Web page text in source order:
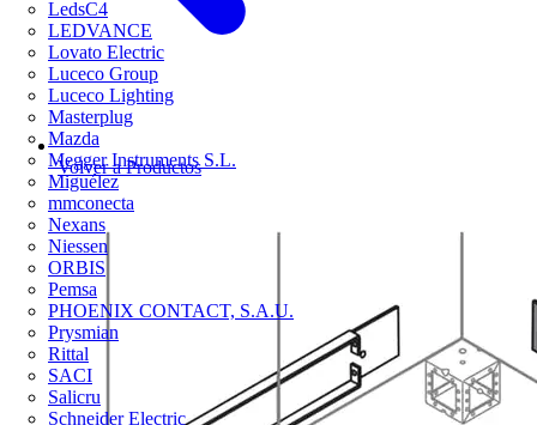
LedsC4
LEDVANCE
Lovato Electric
Luceco Group
Luceco Lighting
Masterplug
Mazda
Megger Instruments S.L.
Miguélez
mmconecta
Nexans
Niessen
ORBIS
Pemsa
PHOENIX CONTACT, S.A.U.
Prysmian
Rittal
SACI
Salicru
Schneider Electric
Volver a Productos